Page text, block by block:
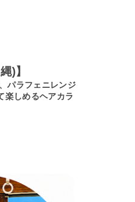
)】
パラフェニレンジ
楽しめるヘアカラ